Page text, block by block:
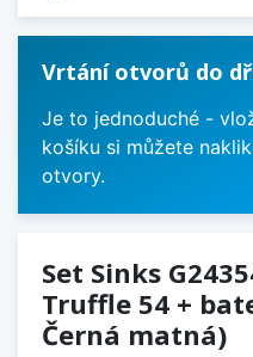
Vrtání otvorů do
Je to jednoduché -
košíku si můžete
otvory.
Set Sinks
Truffle 54 +
Černá matná)